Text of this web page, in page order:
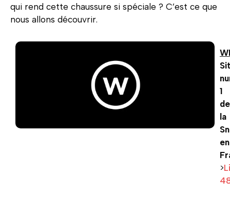
qui rend cette chaussure si spéciale ? C’est ce que
nous allons découvrir.
1
de
la
en
>